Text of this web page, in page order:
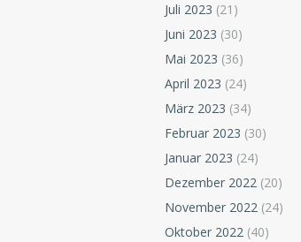
Juli 2023 (21)
Juni 2023 (30)
Mai 2023 (36)
April 2023 (24)
März 2023 (34)
Februar 2023 (30)
Januar 2023 (24)
Dezember 2022 (20)
November 2022 (24)
Oktober 2022 (40)